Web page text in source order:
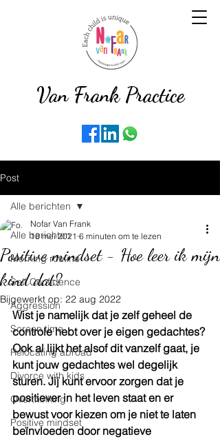
Van Frank Practice
Post
Alle berichten
Morning routine
Self Confidence
Aggression
Screen time
Relocating abroad
Divorce with kids
Overthinking
Positive mindset
Alle berichten
Positive mindset - Hoe leer ik mijn
kind dat?
Nofar Van Frank
18 mei 2021 6 minuten om te lezen
Bijgewerkt op: 22 aug 2022
Wist je namelijk dat je zelf geheel de
controle hebt over je eigen gedachtes?
Ook al lijkt het alsof dit vanzelf gaat, je
kunt jouw gedachtes wel degelijk
sturen. Jij kunt ervoor zorgen dat je
positiever in het leven staat en er
bewust voor kiezen om je niet te laten
beïnvloeden door negatieve